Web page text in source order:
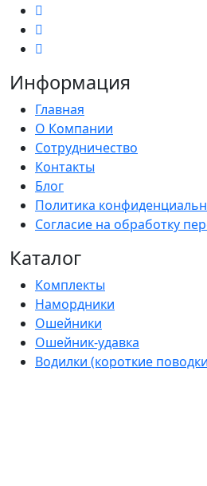
Информация
Главная
О Компании
Сотрудничество
Контакты
Блог
Политика
Согласие на обработку
Каталог
Комплекты
Намордники
Ошейники
Ошейник-удавка
Водилки (короткие